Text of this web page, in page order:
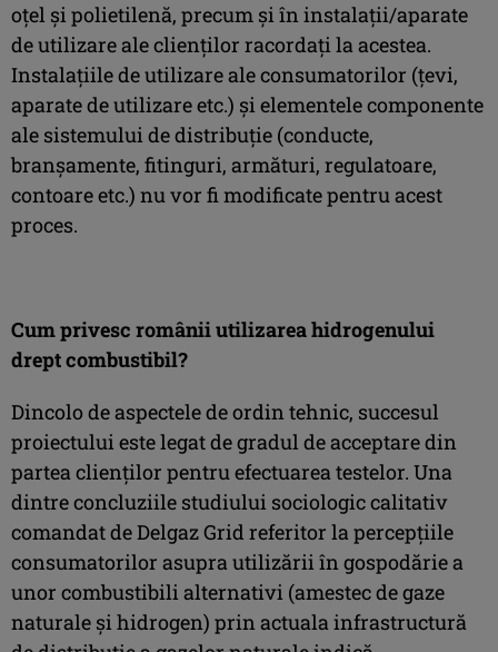
oțel și polietilenă, precum și în instalații/aparate
de utilizare ale clienților racordați la acestea.
Instalațiile de utilizare ale consumatorilor (țevi,
aparate de utilizare etc.) și elementele componente
ale sistemului de distribuție (conducte,
branșamente, fitinguri, armături, regulatoare,
contoare etc.) nu vor fi modificate pentru acest
proces.
Cum privesc românii utilizarea hidrogenului
drept combustibil?
Dincolo de aspectele de ordin tehnic, succesul
proiectului este legat de gradul de acceptare din
partea clienților pentru efectuarea testelor. Una
dintre concluziile studiului sociologic calitativ
comandat de Delgaz Grid referitor la percepțiile
consumatorilor asupra utilizării în gospodărie a
unor combustibili alternativi (amestec de gaze
naturale și hidrogen) prin actuala infrastructură